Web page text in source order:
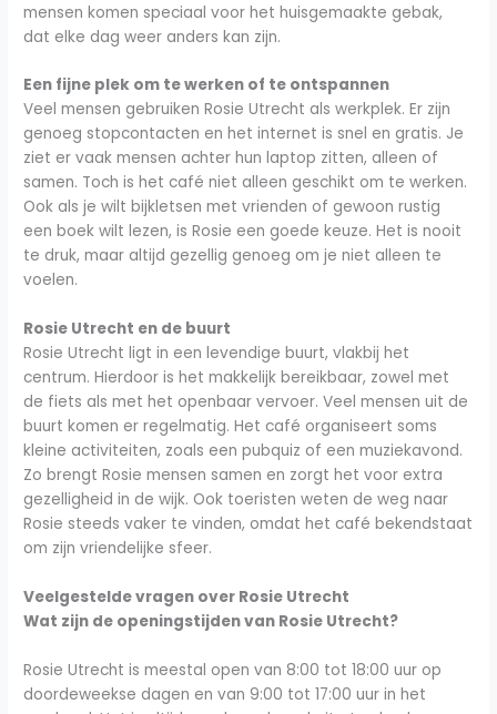
mensen komen speciaal voor het huisgemaakte gebak,
dat elke dag weer anders kan zijn.
Een fijne plek om te werken of te ontspannen
Veel mensen gebruiken Rosie Utrecht als werkplek. Er zijn
genoeg stopcontacten en het internet is snel en gratis. Je
ziet er vaak mensen achter hun laptop zitten, alleen of
samen. Toch is het café niet alleen geschikt om te werken.
Ook als je wilt bijkletsen met vrienden of gewoon rustig
een boek wilt lezen, is Rosie een goede keuze. Het is nooit
te druk, maar altijd gezellig genoeg om je niet alleen te
voelen.
Rosie Utrecht en de buurt
Rosie Utrecht ligt in een levendige buurt, vlakbij het
centrum. Hierdoor is het makkelijk bereikbaar, zowel met
de fiets als met het openbaar vervoer. Veel mensen uit de
buurt komen er regelmatig. Het café organiseert soms
kleine activiteiten, zoals een pubquiz of een muziekavond.
Zo brengt Rosie mensen samen en zorgt het voor extra
gezelligheid in de wijk. Ook toeristen weten de weg naar
Rosie steeds vaker te vinden, omdat het café bekendstaat
om zijn vriendelijke sfeer.
Veelgestelde vragen over Rosie Utrecht
Wat zijn de openingstijden van Rosie Utrecht?
Rosie Utrecht is meestal open van 8:00 tot 18:00 uur op
doordeweekse dagen en van 9:00 tot 17:00 uur in het